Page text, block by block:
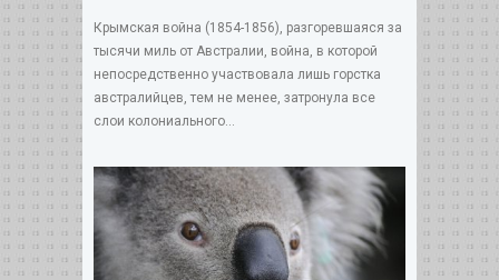
Крымская война (1854-1856), разгоревшаяся за
тысячи миль от Австралии, война, в которой
непосредственно участвовала лишь горстка
австралийцев, тем не менее, затронула все
слои колониального...